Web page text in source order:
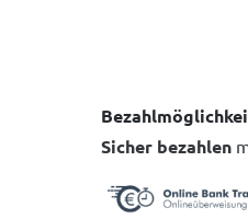
Sicher bezahlen